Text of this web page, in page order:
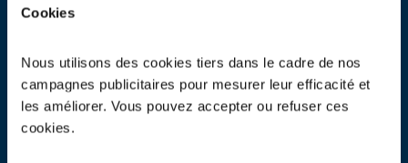
Cookies
Nous utilisons des cookies tiers dans le cadre de nos
campagnes publicitaires pour mesurer leur efficacité et
les améliorer. Vous pouvez accepter ou refuser ces
cookies.
électroniques.
de marche ou réparable
les apporter en déchetterie
les fairereprendre à la livraisond’un appareil neuf
lesdéposer en magasin